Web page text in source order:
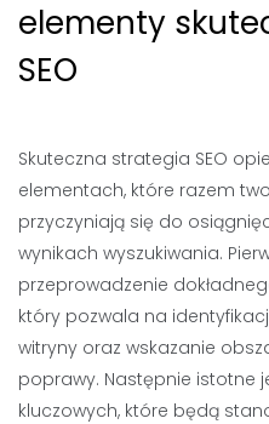
elementy
SEO
Skuteczna strategia SEO
elementach, które razem
przyczyniają się do
wynikach wyszukiwania.
przeprowadzenie
który pozwala na
witryny oraz wskazanie
poprawy. Następnie istotne
kluczowych, które będą